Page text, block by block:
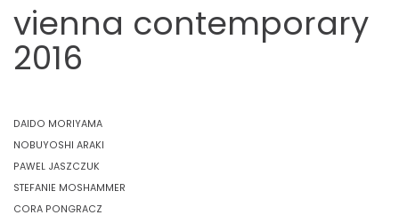
vienna contemporary
2016
DAIDO MORIYAMA
NOBUYOSHI ARAKI
PAWEL JASZCZUK
STEFANIE MOSHAMMER
CORA PONGRACZ